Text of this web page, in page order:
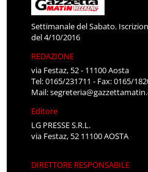
Settimanale del Sabato.
del 4/10/2016
REDAZIONE
via Festaz, 52 - 11100 Aosta
Tel: 0165/231711 - Fax: 0165/
Mail:
Editore
LG PRESSE S.R.L.
via Festaz, 52 11100 AOSTA
DIRETTORE RESPONSABILE